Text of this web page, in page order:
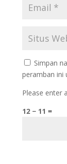
Simpan
peramban ini
Please enter
12 − 11 =